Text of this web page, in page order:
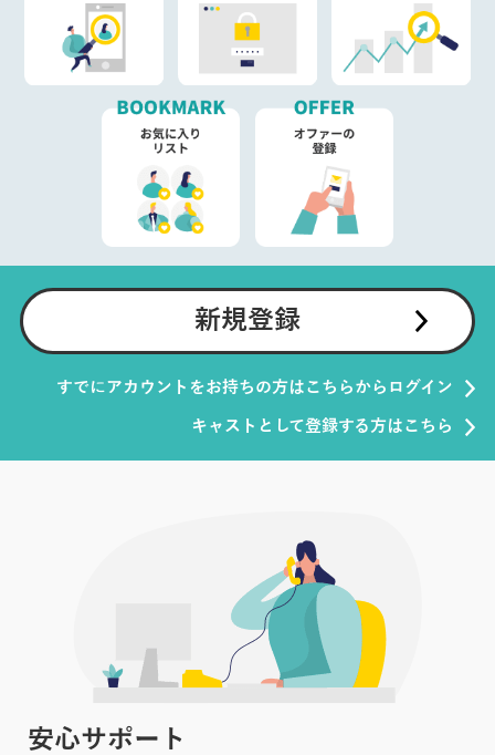
新規登録
すでにアカウントをお持ちの方はこちらからログイン
キャストとして登録する方はこちら
安心サポート